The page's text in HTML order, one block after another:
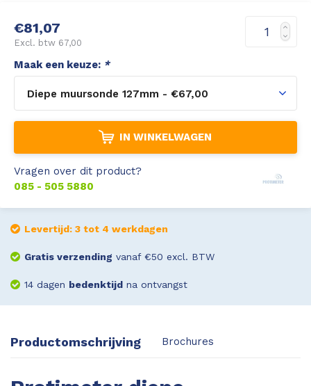
Leica Disto S910
Leica DST360
DISTO Plan app
Leica BLK3D Imager
Monitoring
Hygrometers
Accessoires
€81,07
Excl. btw 67,00
Maak een keuze: *
Diepe muursonde 127mm - €67,00
IN WINKELWAGEN
Vragen over dit product?
085 - 505 5880
Levertijd: 3 tot 4 werkdagen
Gratis verzending vanaf €50 excl. BTW
14 dagen bedenktijdna ontvangst
Productomschrijving Brochures